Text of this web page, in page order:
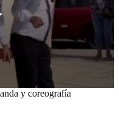
y coreografía